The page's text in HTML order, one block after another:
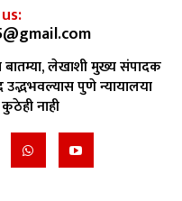
बातम्या, लेखाशी मुख्य संपादक
पुणे न्यायालया
नाही